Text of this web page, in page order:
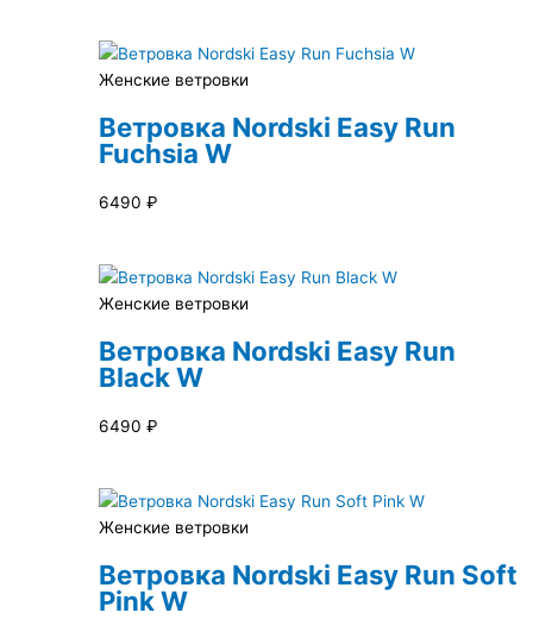
Женские ветровки
Ветровка Nordski Easy Run
Fuchsia W
6490 ₽
Женские ветровки
Ветровка Nordski Easy Run
Black W
6490 ₽
Женские ветровки
Ветровка Nordski Easy Run Soft
Pink W